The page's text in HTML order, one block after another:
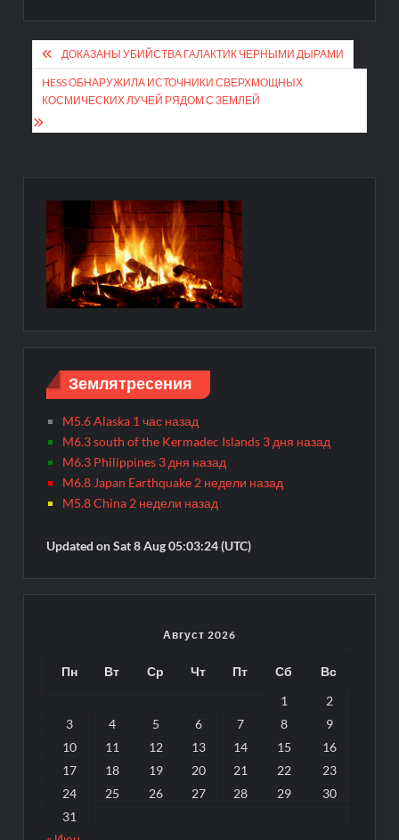
Навигация
по
записям
ДОКАЗАНЫ УБИЙСТВА ГАЛАКТИК ЧЕРНЫМИ ДЫРАМИ
HESS ОБНАРУЖИЛА ИСТОЧНИКИ СВЕРХМОЩНЫХ
КОСМИЧЕСКИХ ЛУЧЕЙ РЯДОМ С ЗЕМЛЕЙ
Землятресения
M5.6 Alaska 1 час назад
M6.3 south of the Kermadec Islands 3 дня назад
M6.3 Philippines 3 дня назад
M6.8 Japan Earthquake 2 недели назад
M5.8 China 2 недели назад
Updated on Sat 8 Aug 05:03:24 (UTC)
Август 2026
Пн Вт Ср Чт Пт Сб
Вс
1
2
3
4 5 6 7 8
9
10
11 12 13 14 15
16
17
18 19 20 21 22
23
24
25 26 27 28 29
30
31